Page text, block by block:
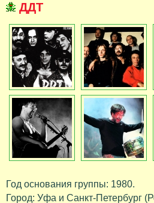
ДДТ
Год основания группы: 1980.
Город: Уфа и Санкт-Петербург